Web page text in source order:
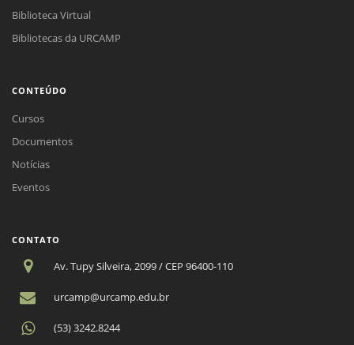
Biblioteca Virtual
Bibliotecas da URCAMP
CONTEÚDO
Cursos
Documentos
Notícias
Eventos
CONTATO
Av. Tupy Silveira, 2099 / CEP 96400-110
urcamp@urcamp.edu.br
(53) 3242.8244